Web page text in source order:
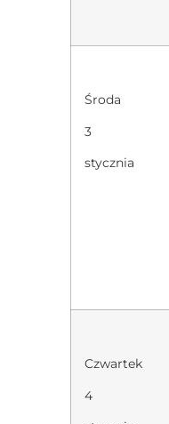
Środa
3
stycznia
Czwartek
4